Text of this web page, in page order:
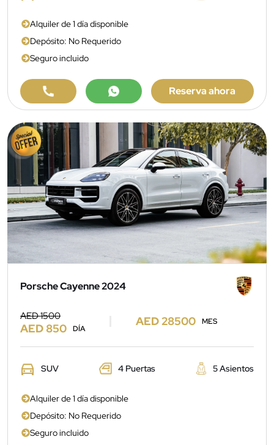
Alquiler de 1 día disponible
Depósito: No Requerido
Seguro incluido
Reserva ahora
Porsche Cayenne 2024
AED 1500
AED 850 DÍA
AED 28500 MES
SUV 4 Puertas 5 Asientos
Alquiler de 1 día disponible
Depósito: No Requerido
Seguro incluido